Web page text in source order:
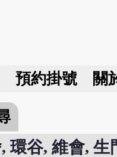
預約掛號 關
環谷, 維會, 生